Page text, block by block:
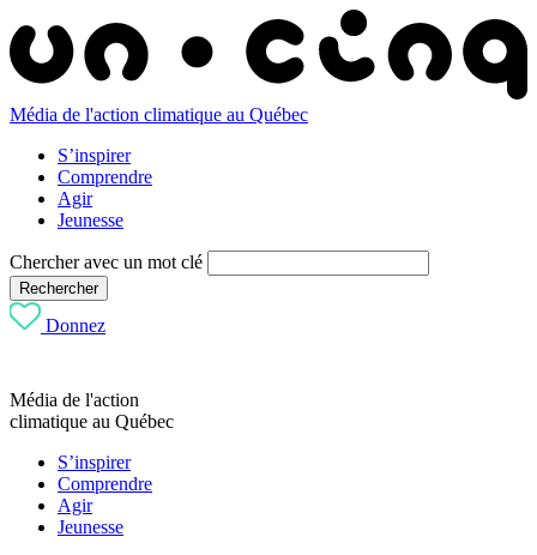
Média de l'action climatique au Québec
S’inspirer
Comprendre
Agir
Jeunesse
Chercher avec un mot clé
Rechercher
Donnez
Média de l'action
climatique au Québec
S’inspirer
Comprendre
Agir
Jeunesse